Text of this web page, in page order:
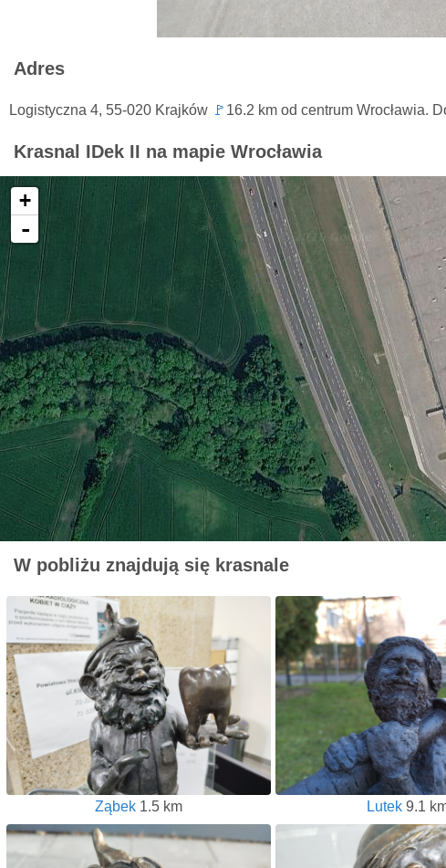
Adres
Logistyczna 4, 55-020 Krajków 🚩 16.2 km od centrum Wrocławia.
Krasnal IDek II na mapie Wrocławia
+
-
W pobliżu znajdują się krasnale
Ząbek 1.5 km Lutek 9.1